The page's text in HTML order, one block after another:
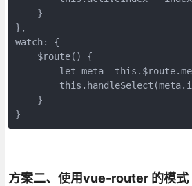
    }
},
watch: {
    $route() {
let meta=
    }
}
方案二、使用vue-router 的模式